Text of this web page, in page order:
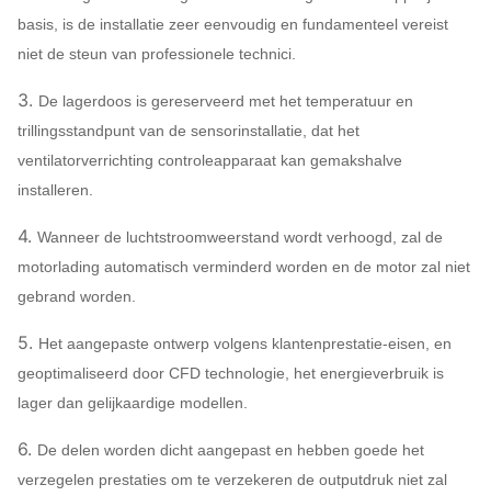
Omhulsel, de kegel
van de
De demper van de
luchtinham
SS304, SS316,
HG785, DB685…
structureel staal
Met hoge
Lager
Het kader van de systeembasis,
onderzoek, Knalpot, Inham &
basis, is de installatie zeer eenvoudig en fundamenteel vereist
niet de steun van professionele technici.
3. De lagerdoos is gereserveerd met het temperatuur en
trillingsstandpunt van de sensorinstallatie, dat het
ventilatorverrichting controleapparaat kan gemakshalve
installeren.
4. Wanneer de luchtstroomweerstand wordt verhoogd, zal de
motorlading automatisch verminderd worden en de motor zal niet
gebrand worden.
5. Het aangepaste ontwerp volgens klantenprestatie-eisen, en
geoptimaliseerd door CFD technologie, het energieverbruik is
lager dan gelijkaardige modellen.
6. De delen worden dicht aangepast en hebben goede het
verzegelen prestaties om te verzekeren de outputdruk niet zal